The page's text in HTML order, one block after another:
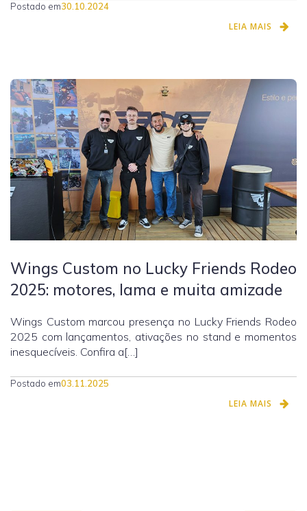
Postado em30.10.2024
LEIA MAIS
Wings Custom no Lucky Friends Rodeo
2025: motores, lama e muita amizade
Wings Custom marcou presença no Lucky Friends Rodeo
2025 com lançamentos, ativações no stand e momentos
inesquecíveis. Confira a[…]
Postado em03.11.2025
LEIA MAIS